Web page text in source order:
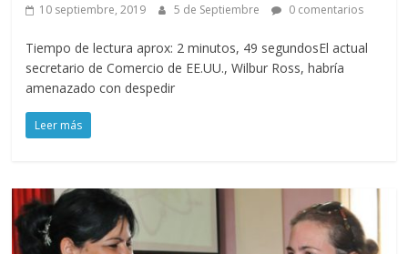
10 septiembre, 2019 5 de Septiembre 0 comentarios
Tiempo de lectura aprox: 2 minutos, 49 segundosEl actual
secretario de Comercio de EE.UU., Wilbur Ross, habría
amenazado con despedir
Leer más